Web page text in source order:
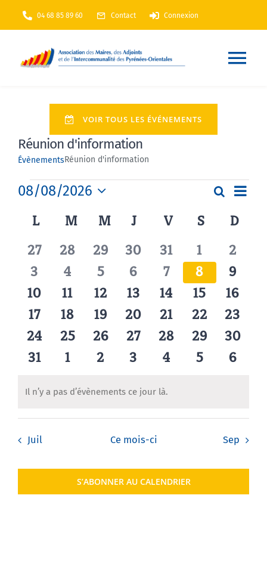
Passer
au
04 68 85 89 60 Contact Connexion
AMF66
Nos services
Nos actions
Municipales 2026
VOIR TOUS LES ÉVÉNEMENTS
Réunion d'information
ÉvènementsRéunion d'information
Évènements
de
vues
Mois
08/08/2026
une
Calendrier
de
Évènements
LLUNDI
M MARDI
MMERCREDI
J JEUDI
VVENDREDI
S SAMEDI
D
0
évènements
27
0
évènements
28
0
évènements
29
0
évènements
30
0
évènements
31
0
1
0
2
0
évènements
3
0
évènements
4
0
évènements
5
0
évènements
6
0
évènements
7
0
évènements
8
0
9
0
évènements
10
0
évènements
11
0
évènements
12
0
évènements
13
0
évènements
14
0
évènements
15
0
16
0
évènements
17
0
évènements
18
0
évènements
19
0
évènements
20
0
évènements
21
0
évènements
22
0
23
0
évènements
24
0
évènements
25
0
évènements
26
0
évènements
27
0
évènements
28
0
évènements
29
0
30
0
31
0
1
0
2
0
3
0
4
0
5
0
6
Il n’y a pas d’évènements ce jour là.
Juil Ce mois-ci Sep
S’ABONNER AU CALENDRIER